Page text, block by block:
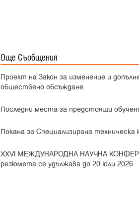
Още Съобщения
Проект на Закон за изменение и
обществено обсъждане
Последни места за предстоящи
Покана за Специализирана
XXVI МЕЖДУНАРОДНА НАУЧНА
резюмета се удължава до 20 юли 2026